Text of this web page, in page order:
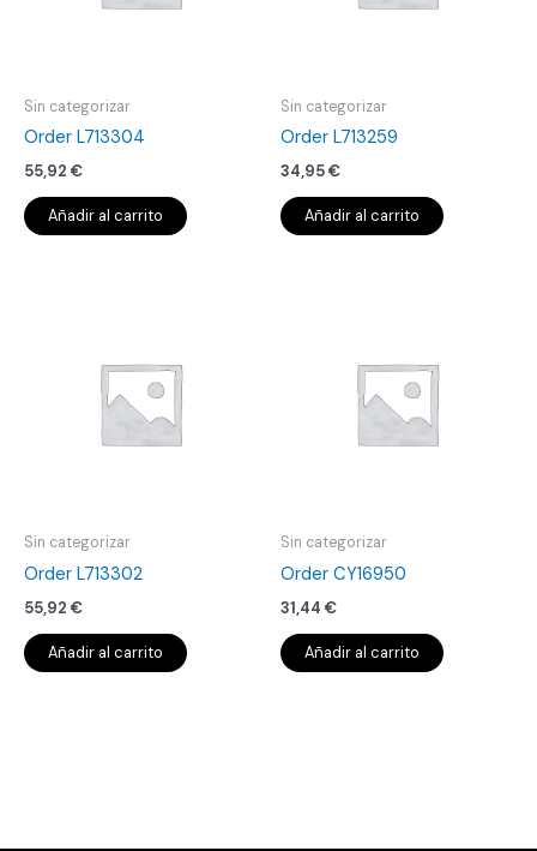
Sin categorizar
Order L713304
55,92 €
Añadir al carrito
Sin categorizar
Order L713259
34,95€
Añadir al carrito
Sin categorizar
Order L713302
55,92 €
Añadir al carrito
Sin categorizar
Order CY16950
31,44 €
Añadir al carrito